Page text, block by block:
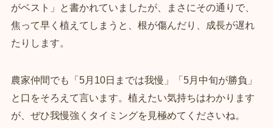
がベスト」と書かれていましたが、まさにその通りで、
焦って早く植えてしまうと、根が傷んだり、成長が遅れ
たりします。
農家仲間でも「5月10日までは我慢」「5月中旬が勝負」
と口をそろえて言います。植えたい気持ちはわかります
が、ぜひ我慢強くタイミングを見極めてくださいね。